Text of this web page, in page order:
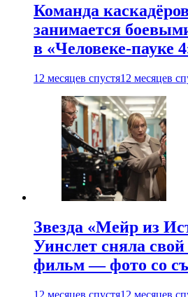
Команда
занимается
в «Человеке-пауке
12 месяцев спустя12 месяцев
Звезда «Мейр из
Уинслет сняла
фильм — фото со
12 месяцев спустя12 месяцев